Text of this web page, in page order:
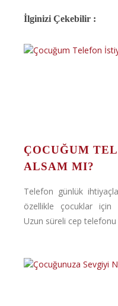
İlginizi Çekebilir :
ÇOCUĞUM
ALSAM MI?
Telefon günlük
özellikle çocuklar için
Uzun süreli cep telefonu